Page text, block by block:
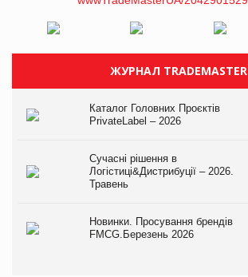
ЖУРНАЛ TRADEMASTER
Каталог Головних Проєктів
PrivateLabel – 2026
Сучасні рішення в
Логістиці&Дистрибуції – 2026.
Травень
Новинки. Просування брендів
FMCG.Березень 2026